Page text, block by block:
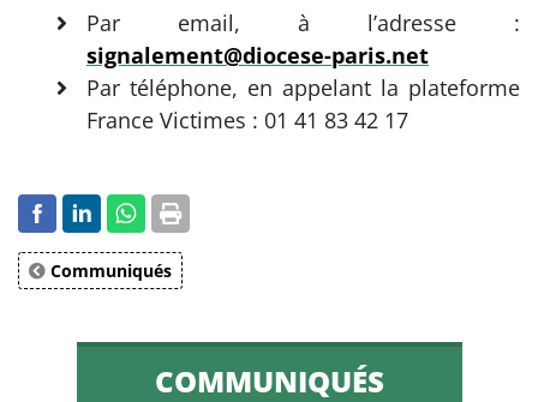
Par email, à l’adresse :
signalement@diocese-paris.net
Par téléphone, en appelant la plateforme
France Victimes : 01 41 83 42 17
Communiqués
COMMUNIQUÉS